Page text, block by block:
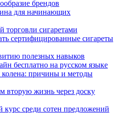
брендов
для начинающих
торговли сигаретами
сертифицированные сигареты
полезных навыков
бесплатно на русском языке
колена: причины и методы
вторую жизнь через доску
курс среди сотен предложений